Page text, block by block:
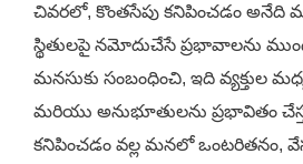
చివరలో, కొంతసేపు కనిపించడం
స్థితులపై నమోదుచేసే ప్రభావాలను
మనసుకు సంబంధించి, ఇది వ్యక్తుల
మరియు అనుభూతులను ప్రభావితం
కనిపించడం వల్ల మనలో ఒంటరితనం,